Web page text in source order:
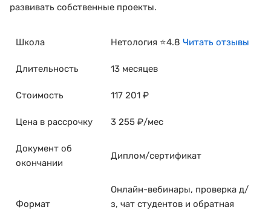
развивать собственные проекты.
Школа Нетология ⭐4.8 Читать отзывы
Длительность 13 месяцев
Стоимость 117 201 ₽
Цена в рассрочку 3 255 ₽/мес
Документ об
окончании
Диплом/сертификат
Формат
Онлайн-вебинары, проверка д/
з, чат студентов и обратная